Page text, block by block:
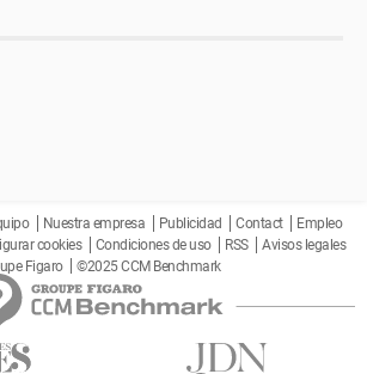
Nuestra empresa Publicidad Contact
Empleo
cookies Condiciones de uso RSS
Avisos legales
Figaro
©2025 CCM Benchmark